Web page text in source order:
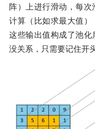
阵）上进行滑动，每
计算（比如求最大值
这些输出值构成了池
没关系，只需要记住开